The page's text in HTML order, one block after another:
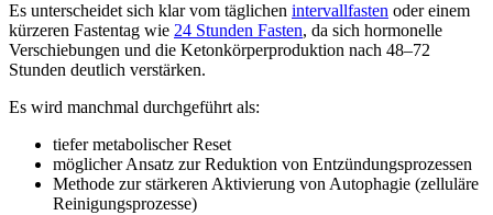
Es unterscheidet sich klar vom täglichen intervallfasten oder einem
kürzeren Fastentag wie 24 Stunden Fasten, da sich hormonelle
Verschiebungen und die Ketonkörperproduktion nach 48–72
Stunden deutlich verstärken.
Es wird manchmal durchgeführt als:
tiefer metabolischer Reset
möglicher Ansatz zur Reduktion von Entzündungsprozessen
Methode zur stärkeren Aktivierung von Autophagie (zelluläre
Reinigungsprozesse)